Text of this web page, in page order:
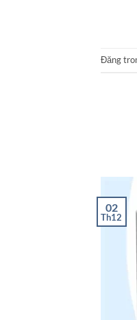
Đăng
02
Th12